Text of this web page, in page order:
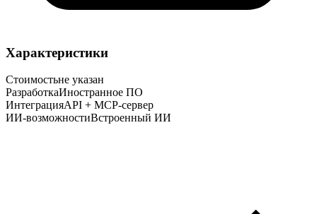
Характеристики
Стоимостьне указан
РазработкаИностранное ПО
ИнтеграцияAPI + MCP-сервер
ИИ-возможностиВстроенный ИИ